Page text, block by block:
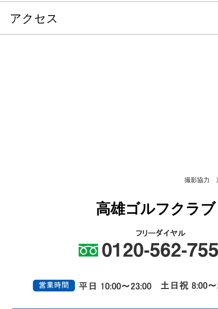
アクセス
撮影協力
高雄ゴルフクラブ